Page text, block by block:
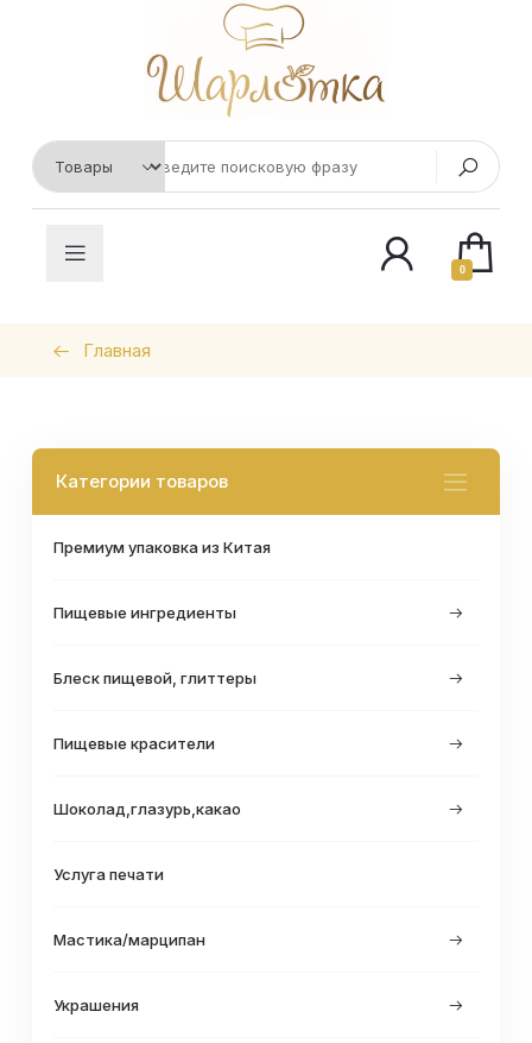
0
Главная
Категории товаров
Премиум упаковка из Китая
Пищевые ингредиенты
Блеск пищевой, глиттеры
Пищевые красители
Шоколад,глазурь,какао
Услуга печати
Мастика/марципан
Украшения